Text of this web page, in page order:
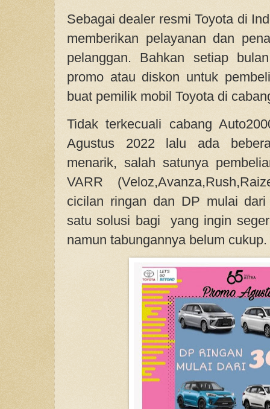
Sebagai dealer resmi Toyota di
memberikan pelayanan dan
pelanggan. Bahkan setiap
promo atau diskon untuk
buat pemilik mobil Toyota di
Tidak terkecuali cabang
Agustus 2022 lalu ada
menarik, salah satunya
VARR
cicilan ringan dan DP mulai
satu solusi bagi yang ingin
namun tabungannya belum cukup.